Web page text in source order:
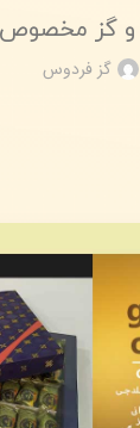
گز فردوس